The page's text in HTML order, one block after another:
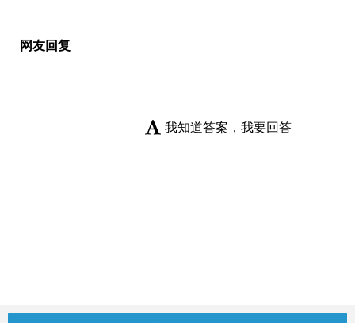
网友回复
我知道答案，我要回答